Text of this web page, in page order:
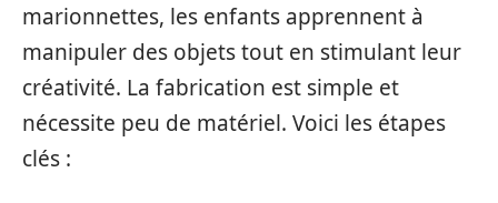
marionnettes, les enfants apprennent à
manipuler des objets tout en stimulant leur
créativité. La fabrication est simple et
nécessite peu de matériel. Voici les étapes
clés :